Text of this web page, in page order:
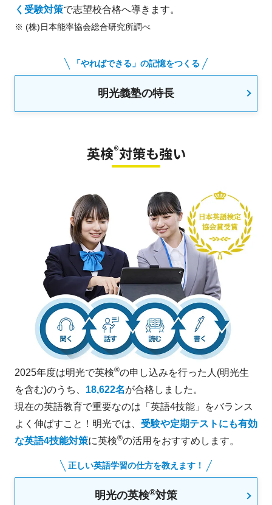
く受験対策で志望校合格へ導きます。
※ (株)日本能率協会総合研究所調べ
「やればできる」の記憶をつくる
明光義塾の特長
英検®対策も強い
2025年度は明光で英検®の申し込みを行った人(明光生
を含む)のうち、 18,622名が合格しました。
現在の英語教育で重要なのは「英語4技能」をバランス
よく伸ばすこと！明光では、 受験や定期テストにも有効
な英語4技能対策に英検®の活用をおすすめします。
正しい英語学習の仕方を教えます！
明光の英検®対策